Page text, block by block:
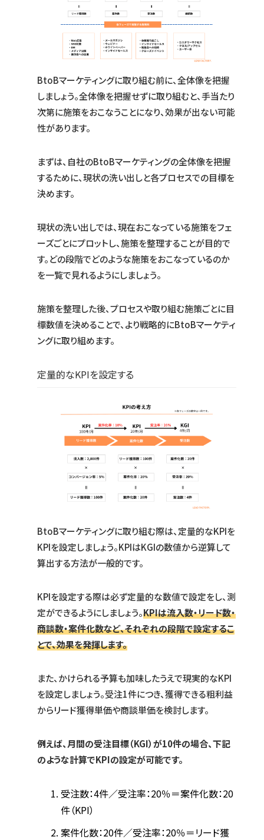
BtoBマーケティングに取り組む前に、全体像を把握
しましょう。全体像を把握せずに取り組むと、手当たり
次第に施策をおこなうことになり、効果が出ない可能
性があります。
まずは、自社のBtoBマーケティングの全体像を把握
するために、現状の洗い出しと各プロセスでの目標を
決めます。
現状の洗い出しでは、現在おこなっている施策をフェ
ーズごとにプロットし、施策を整理することが目的で
す。どの段階でどのような施策をおこなっているのか
を一覧で見れるようにしましょう。
施策を整理した後、プロセスや取り組む施策ごとに目
標数値を決めることで、より戦略的にBtoBマーケティ
ングに取り組めます。
定量的なKPIを設定する
BtoBマーケティングに取り組む際は、定量的なKPIを
KPIを設定しましょう。KPIはKGIの数値から逆算して
算出する方法が一般的です。
KPIを設定する際は必ず定量的な数値で設定をし、測
定ができるようにしましょう。KPIは流入数・リード数・
商談数・案件化数など、それぞれの段階で設定するこ
とで、効果を発揮します。
また、かけられる予算も加味したうえで現実的なKPI
を設定しましょう。受注1件につき、獲得できる粗利益
からリード獲得単価や商談単価を検討します。
例えば、月間の受注目標（KGI）が10件の場合、下記
のような計算でKPIの設定が可能です。
受注数：4件／受注率：20％＝案件化数：20
件（KPI）
案件化数：20件／受注率：20％＝リード獲